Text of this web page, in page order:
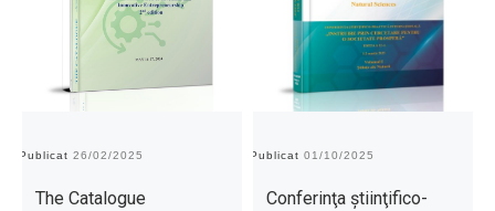
Publicat 26/02/2025
The Catalogue
Publicat 01/10/2025
Conferinţa ştiinţifico-